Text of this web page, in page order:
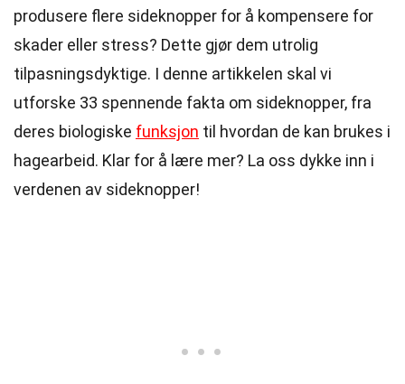
produsere flere sideknopper for å kompensere for
skader eller stress? Dette gjør dem utrolig
tilpasningsdyktige. I denne artikkelen skal vi
utforske 33 spennende fakta om sideknopper, fra
deres biologiske funksjon til hvordan de kan brukes i
hagearbeid. Klar for å lære mer? La oss dykke inn i
verdenen av sideknopper!